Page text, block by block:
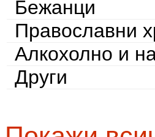
Бежанци
Православни
Алкохолно и
Други